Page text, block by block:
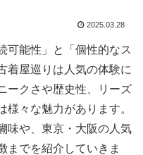
2025.03.28
可能性」と「個性的なス
着屋巡りは人気の体験に
ークさや歴史性、リーズ
々な魅力があります。
味や、東京・大阪の人気
までを紹介していきま